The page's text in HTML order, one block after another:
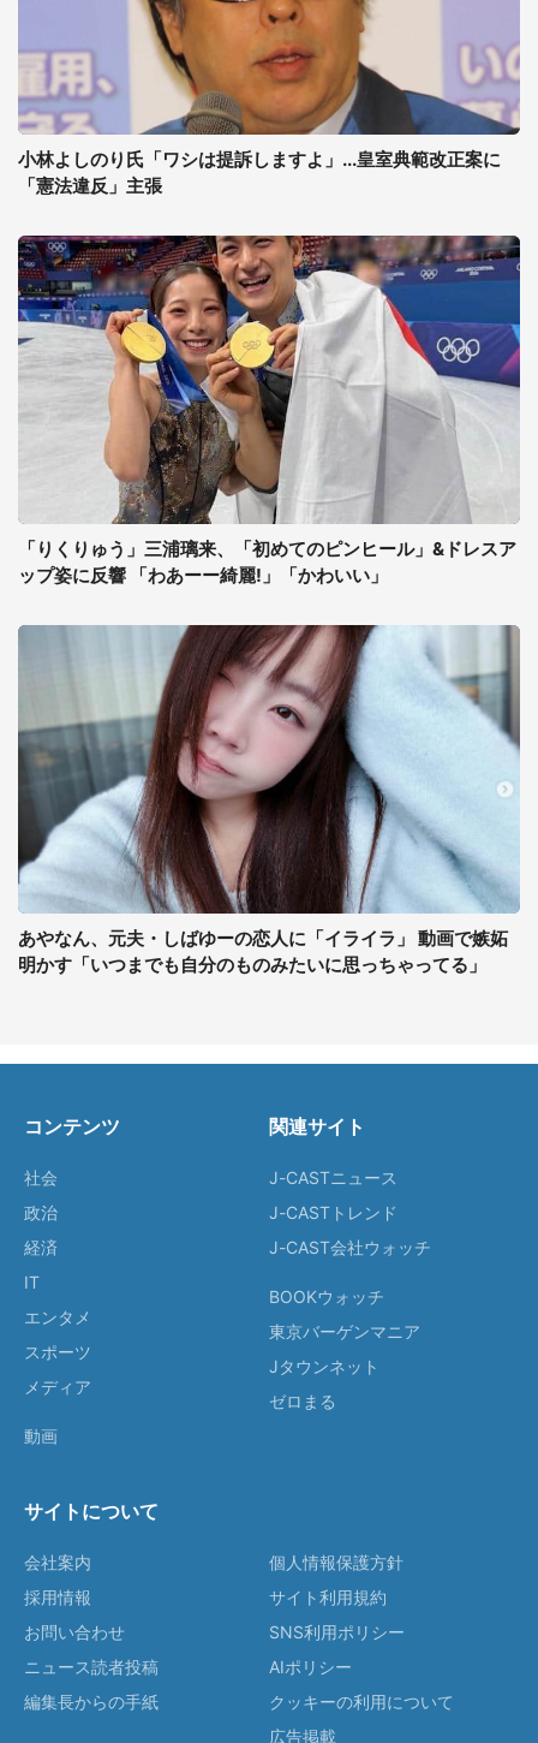
小林よしのり氏「ワシは提訴しますよ」...皇室典範改正案に
「憲法違反」主張
「りくりゅう」三浦璃来、「初めてのピンヒール」&ドレスア
ップ姿に反響 「わあーー綺麗!」「かわいい」
あやなん、元夫・しばゆーの恋人に「イライラ」 動画で嫉妬
明かす「いつまでも自分のものみたいに思っちゃってる」
コンテンツ
社会
政治
経済
IT
エンタメ
スポーツ
メディア
動画
関連サイト
J-CASTニュース
J-CASTトレンド
J-CAST会社ウォッチ
BOOKウォッチ
東京バーゲンマニア
Jタウンネット
ゼロまる
サイトについて
会社案内
採用情報
お問い合わせ
ニュース読者投稿
編集長からの手紙
個人情報保護方針
サイト利用規約
SNS利用ポリシー
AIポリシー
クッキーの利用について
広告掲載